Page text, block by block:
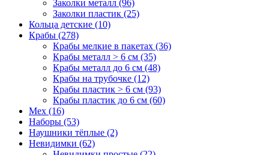
Заколки металл (96)
Заколки пластик (25)
Кольца детские (10)
Крабы (278)
Крабы мелкие в пакетах (36)
Крабы металл > 6 см (35)
Крабы металл до 6 см (48)
Крабы на трубочке (12)
Крабы пластик > 6 см (93)
Крабы пластик до 6 см (60)
Мех (16)
Наборы (53)
Наушники тёплые (2)
Невидимки (62)